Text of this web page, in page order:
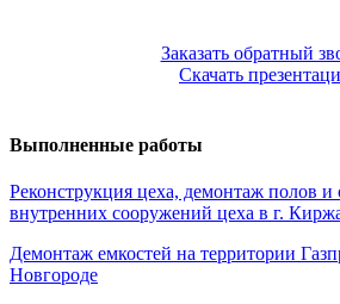
Заказать обратный
Скачать
Выполненные работы
Реконструкция цеха, демонтаж полов и
внутренних сооружений цеха в г.
Демонтаж емкостей на территории
Новгороде